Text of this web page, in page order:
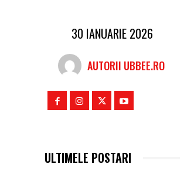
30 IANUARIE 2026
AUTORII UBBEE.RO
ULTIMELE POSTARI